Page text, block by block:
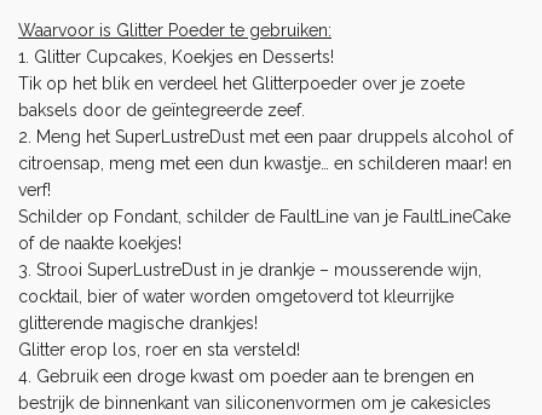
Waarvoor is Glitter Poeder te gebruiken:
1. Glitter Cupcakes, Koekjes en Desserts!
Tik op het blik en verdeel het Glitterpoeder over je zoete
baksels door de geïntegreerde zeef.
2. Meng het SuperLustreDust met een paar druppels alcohol of
citroensap, meng met een dun kwastje… en schilderen maar! en
verf!
Schilder op Fondant, schilder de FaultLine van je FaultLineCake
of de naakte koekjes!
3. Strooi SuperLustreDust in je drankje – mousserende wijn,
cocktail, bier of water worden omgetoverd tot kleurrijke
glitterende magische drankjes!
Glitter erop los, roer en sta versteld!
4. Gebruik een droge kwast om poeder aan te brengen en
bestrijk de binnenkant van siliconenvormen om je cakesicles